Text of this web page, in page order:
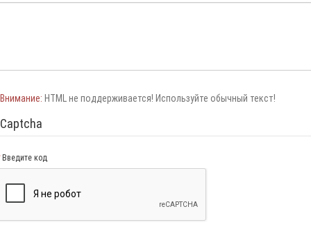
Внимание: HTML не поддерживается! Используйте обычный текст!
Captcha
Введите код